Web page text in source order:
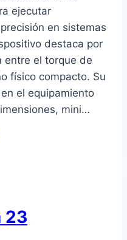
ejecutar
en sistemas
destaca por
entre el torque de
físico compacto. Su
el equipamiento
mini…
23